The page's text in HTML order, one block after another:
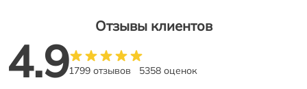
Отзывы клиентов
4.91799 отзывов 5358 оценок